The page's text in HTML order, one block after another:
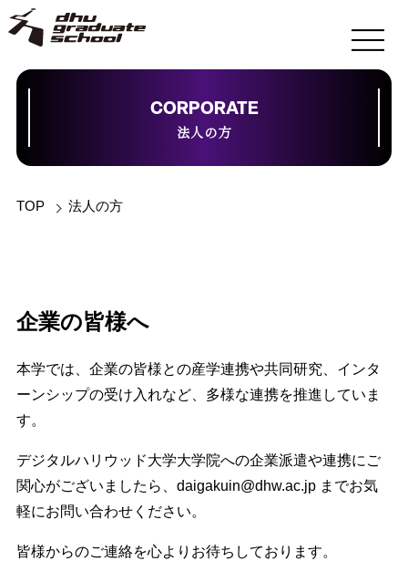
CORPORATE
法人の方
TOP 法人の方
企業の皆様へ
本学では、企業の皆様との産学連携や共同研究、インタ
ーンシップの受け入れなど、多様な連携を推進していま
す。
デジタルハリウッド大学大学院への企業派遣や連携にご
関心がございましたら、daigakuin@dhw.ac.jp までお気
軽にお問い合わせください。
皆様からのご連絡を心よりお待ちしております。